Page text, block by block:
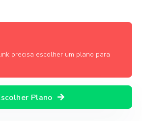
precisa escolher um plano para
Plano